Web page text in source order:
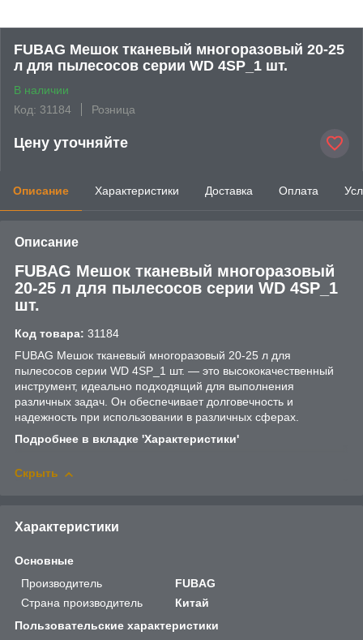
FUBAG Мешок тканевый многоразовый 20-25
л для пылесосов серии WD 4SP_1 шт.
В наличии
Код: 31184
Розница
Цену уточняйте
Описание Характеристики Доставка Оплата
Описание
FUBAG Мешок тканевый многоразовый
20-25 л для пылесосов серии WD 4SP_1
шт.
Код товара: 31184
FUBAG Мешок тканевый многоразовый 20-25 л для
пылесосов серии WD 4SP_1 шт. — это высококачественный
инструмент, идеально подходящий для выполнения
различных задач. Он обеспечивает долговечность и
надежность при использовании в различных сферах.
Подробнее в вкладке 'Характеристики'
Скрыть
Характеристики
Основные
Производитель
FUBAG
Страна производитель
Китай
Пользовательские характеристики